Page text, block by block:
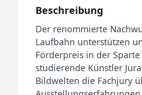
Beschreibung
Der renommierte
Laufbahn unterstützen
Förderpreis in der
studierende Künstler
Bildwelten die Fachjury